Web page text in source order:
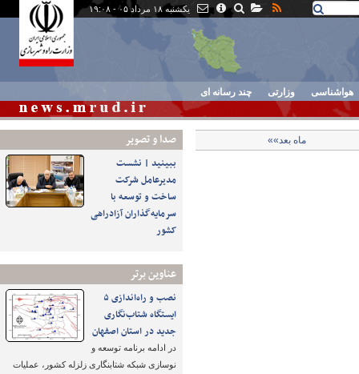
یکشنبه ۱۸ مرداد ۰۵ - ۱۹:۰۸
هواشناسی وزارتی چند رسانه ای
صدا و تصوير
ببینید | نشست
مدیرعامل شرکت
ساخت و توسعه با
سرمایه‌گذاران آزادراهی
کشور
عناوین برتر
نصب و راه‌اندازی ۵
ایستگاه شتاب‌نگاری
جدید در استان اصفهان
در ادامه برنامه توسعه و
نوسازی شبکه شتابنگاری زلزله کشور، عملیات
ماه بعد»»